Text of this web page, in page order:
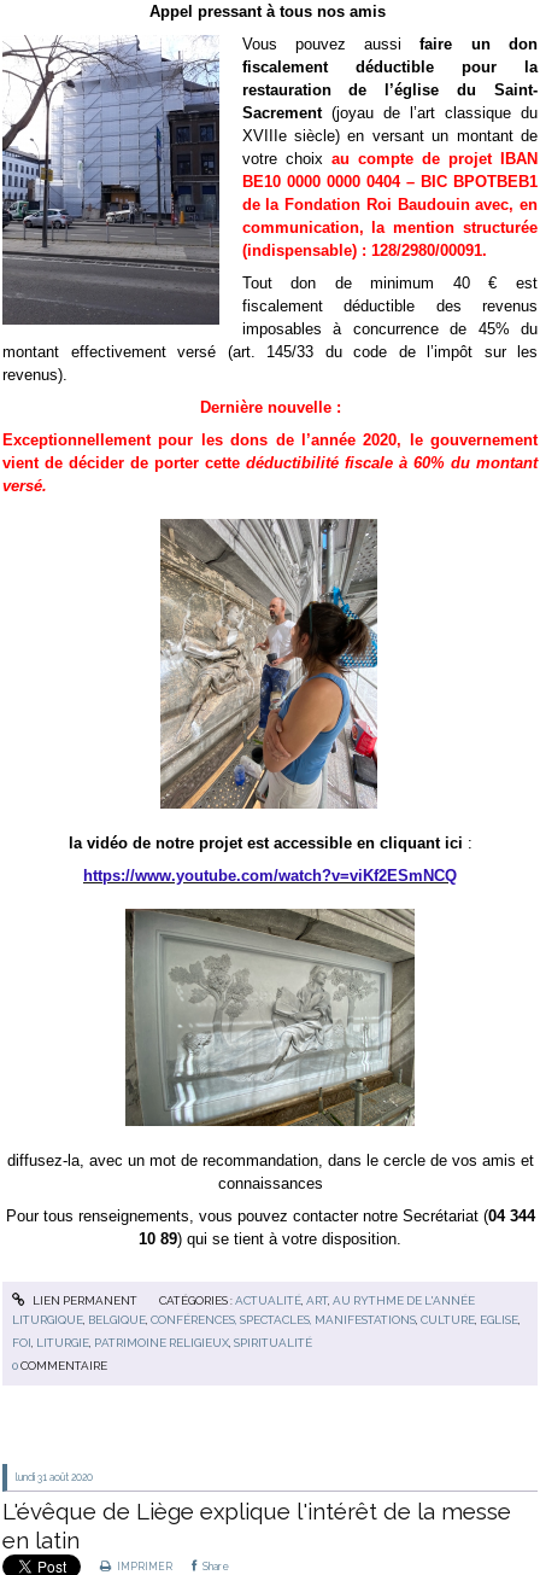
Appel pressant à tous nos amis
Vous pouvez aussifaire un don
fiscalement déductible pour la
restauration de l’église du Saint-
Sacrement(joyau de l’art classique du
XVIIIe siècle) en versant un montant de
votre choix au compte de projet IBAN
BE10 0000 0000 0404 – BIC BPOTBEB1
de la Fondation Roi Baudouin avec, en
communication, la mention structurée
(indispensable) : 128/2980/00091.
Tout don de minimum 40 € est
fiscalement déductible des revenus
imposables à concurrence de 45% du
montant effectivement versé (art. 145/33 du code de l’impôt sur les
revenus).
Dernière nouvelle :
Exceptionnellement pour les dons de l’année 2020, le gouvernement
vient de décider de porter cette déductibilité fiscale à 60% du montant
versé.
la vidéo de notre projet est accessible en cliquant ici :
https://www.youtube.com/watch?v=viKf2ESmNCQ
diffusez-la, avec un mot de recommandation, dans le cercle de vos amis et
connaissances
Pour tous renseignements, vous pouvez contacter notre Secrétariat (04 344
10 89) qui se tient à votre disposition.
LIEN PERMANENT CATÉGORIES :ACTUALITÉ, ART, AU RYTHME DE L'ANNÉE
LITURGIQUE, BELGIQUE,CONFÉRENCES, SPECTACLES, MANIFESTATIONS,CULTURE, EGLISE,
FOI LITURGIE PATRIMOINE RELIGIEUX ,SPIRITUALITÉ
0COMMENTAIRE
lundi 31 août 2020
L'évêque de Liège explique l'intérêt de la messe
en latin
IMPRIMER Share